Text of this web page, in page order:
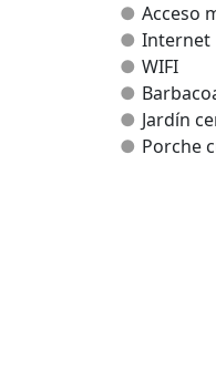
Acceso
Internet
WIFI
Jardín
Porche